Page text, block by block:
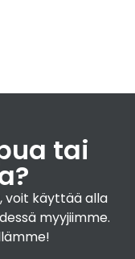
tai
voit käyttää alla
myyjiimme.